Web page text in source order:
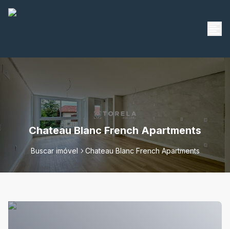
Chateau Blanc French Apartments
Buscar imóvel Chateau Blanc French Apartments